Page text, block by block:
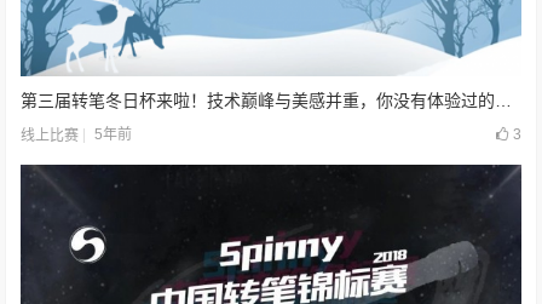
线上比赛 5年前 3